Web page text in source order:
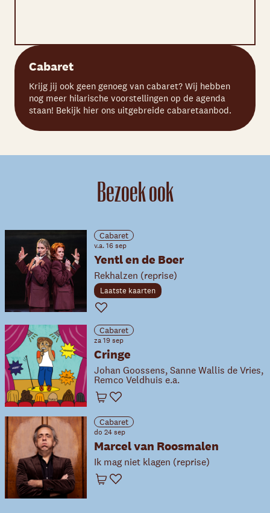
Cabaret
Krijg jij ook geen genoeg van cabaret? Wij hebben
nog meer hilarische voorstellingen op de agenda
staan! Bekijk hier ons uitgebreide cabaretaanbod.
Bezoek ook
Cabaret
v.a. 16 sep
Yentl en de Boer
Rekhalzen (reprise)
Laatste kaarten
Favoriet
Cabaret
za 19 sep
Cringe
Johan Goossens, Sanne Wallis de Vries,
Remco Veldhuis e.a.
Winkelwagen
Favoriet
Cabaret
do 24 sep
Marcel van Roosmalen
Ik mag niet klagen (reprise)
Winkelwagen
Favoriet